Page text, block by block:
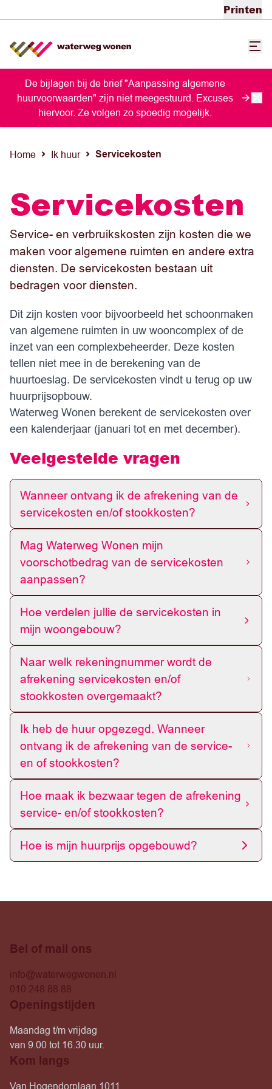
Printen
De bijlagen bij de brief "Aanpassing algemene
huurvoorwaarden" zijn niet meegestuurd. Excuses
hiervoor. Ze volgen zo spoedig mogelijk.
Home Ik huur Servicekosten
Servicekosten
Service- en verbruikskosten zijn kosten die we
maken voor algemene ruimten en andere extra
diensten. De servicekosten bestaan uit
bedragen voor diensten.
Dit zijn kosten voor bijvoorbeeld het schoonmaken
van algemene ruimten in uw wooncomplex of de
inzet van een complexbeheerder. Deze kosten
tellen niet mee in de berekening van de
huurtoeslag. De servicekosten vindt u terug op uw
huurprijsopbouw.
Waterweg Wonen berekent de servicekosten over
een kalenderjaar (januari tot en met december).
Veelgestelde vragen
Wanneer ontvang ik de afrekening van de
servicekosten en/of stookkosten?
Mag Waterweg Wonen mijn
voorschotbedrag van de servicekosten
aanpassen?
Hoe verdelen jullie de servicekosten in
mijn woongebouw?
Naar welk rekeningnummer wordt de
afrekening servicekosten en/of
stookkosten overgemaakt?
Ik heb de huur opgezegd. Wanneer
ontvang ik de afrekening van de service-
en of stookkosten?
Hoe maak ik bezwaar tegen de afrekening
service- en/of stookkosten?
Hoe is mijn huurprijs opgebouwd?
Bel of mail ons
info@waterwegwonen.nl
010 248 88 88
Openingstijden
Maandag t/m vrijdag
van 9.00 tot 16.30 uur.
Kom langs
Van Hogendorplaan 1011